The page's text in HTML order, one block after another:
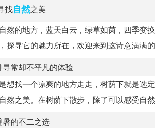
找自然之美
然的地方，蓝天白云，绿草如茵，四季变
探寻它的魅力所在，欢迎来到这诗意满满的
常却不平凡的体验
想找一个凉爽的地方走走，树荫下就是选
然之美。在树荫下散步，除了可以感受自
暑的不二之选